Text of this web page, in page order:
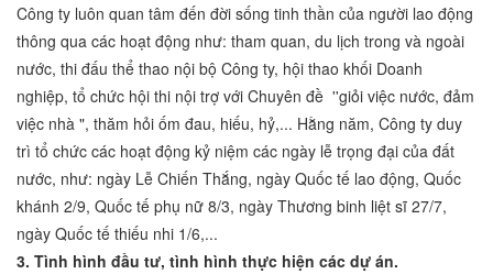
Công ty luôn quan tâm đến đời sống tinh thần của người lao động
thông qua các hoạt động như: tham quan, du lịch trong và ngoài
nước, thi đấu thể thao nội bộ Công ty, hội thao khối Doanh
nghiệp, tổ chức hội thi nội trợ với Chuyên đề ''giỏi việc nước, đảm
việc nhà ", thăm hỏi ốm đau, hiếu, hỷ,... Hằng năm, Công ty duy
trì tổ chức các hoạt động kỷ niệm các ngày lễ trọng đại của đất
nước, như: ngày Lễ Chiến Thắng, ngày Quốc tế lao động, Quốc
khánh 2/9, Quốc tế phụ nữ 8/3, ngày Thương binh liệt sĩ 27/7,
ngày Quốc tế thiếu nhi 1/6,...
3. Tình hình đầu tư, tình hình thực hiện các dự án.